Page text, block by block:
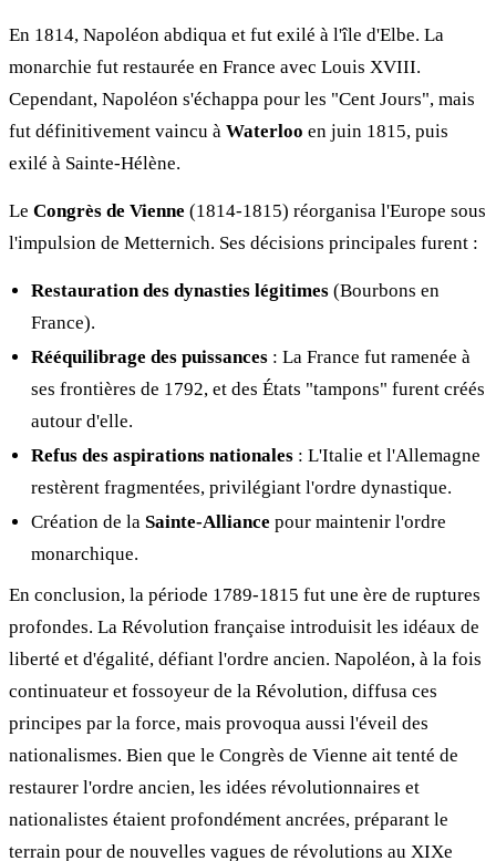
En 1814, Napoléon abdiqua et fut exilé à l'île d'Elbe. La
monarchie fut restaurée en France avec Louis XVIII.
Cependant, Napoléon s'échappa pour les "Cent Jours", mais
fut définitivement vaincu à Waterloo en juin 1815, puis
exilé à Sainte-Hélène.
Le Congrès de Vienne (1814-1815) réorganisa l'Europe sous
l'impulsion de Metternich. Ses décisions principales furent :
Restauration des dynasties légitimes (Bourbons en
France).
Rééquilibrage des puissances : La France fut ramenée à
ses frontières de 1792, et des États "tampons" furent créés
autour d'elle.
Refus des aspirations nationales : L'Italie et l'Allemagne
restèrent fragmentées, privilégiant l'ordre dynastique.
Création de la Sainte-Alliance pour maintenir l'ordre
monarchique.
En conclusion, la période 1789-1815 fut une ère de ruptures
profondes. La Révolution française introduisit les idéaux de
liberté et d'égalité, défiant l'ordre ancien. Napoléon, à la fois
continuateur et fossoyeur de la Révolution, diffusa ces
principes par la force, mais provoqua aussi l'éveil des
nationalismes. Bien que le Congrès de Vienne ait tenté de
restaurer l'ordre ancien, les idées révolutionnaires et
nationalistes étaient profondément ancrées, préparant le
terrain pour de nouvelles vagues de révolutions au XIXe